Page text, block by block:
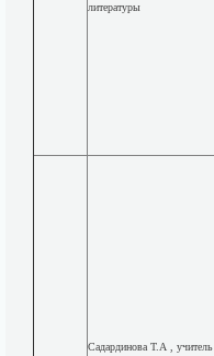
литературы
Садардинова Т.А , учитель